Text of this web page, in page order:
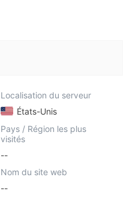
Localisation du serveur
États-Unis
Pays / Région les plus
visités
--
Nom du site web
--